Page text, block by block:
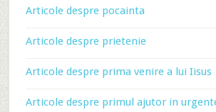
Articole despre pocainta
Articole despre prietenie
Articole despre prima venire a lui Iisus
Articole despre primul ajutor in